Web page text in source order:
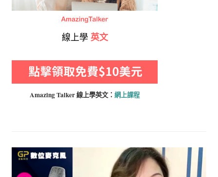
線上學 英文
Amazing Talker 線上學英文： 網上課程